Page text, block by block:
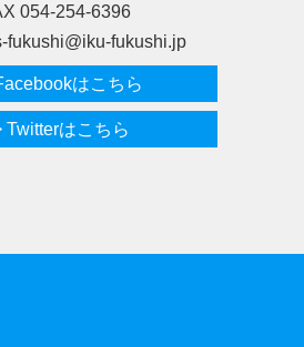
054-254-6396
fukushi@iku-fukushi.jp
はこちら
Twitterはこちら